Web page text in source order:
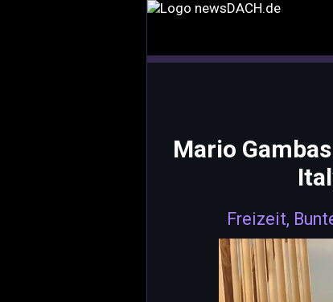
Mario
Freizeit,